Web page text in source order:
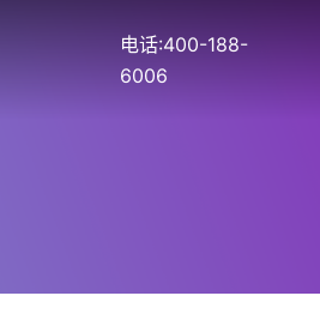
电话:400-188-
6006